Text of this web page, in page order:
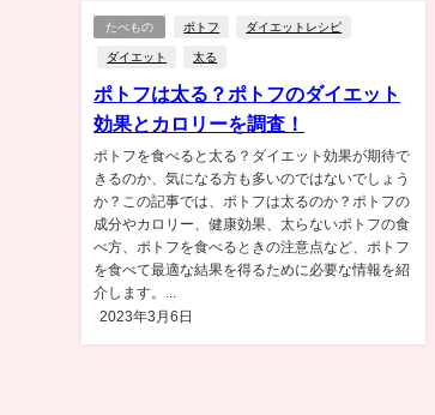
たべもの ポトフ ダイエットレシピ
ダイエット 太る
ポトフは太る？ポトフのダイエット
効果とカロリーを調査！
ポトフを食べると太る？ダイエット効果が期待で
きるのか、気になる方も多いのではないでしょう
か？この記事では、ポトフは太るのか？ポトフの
成分やカロリー、健康効果、太らないポトフの食
べ方、ポトフを食べるときの注意点など、ポトフ
を食べて最適な結果を得るために必要な情報を紹
介します。...
2023年3月6日